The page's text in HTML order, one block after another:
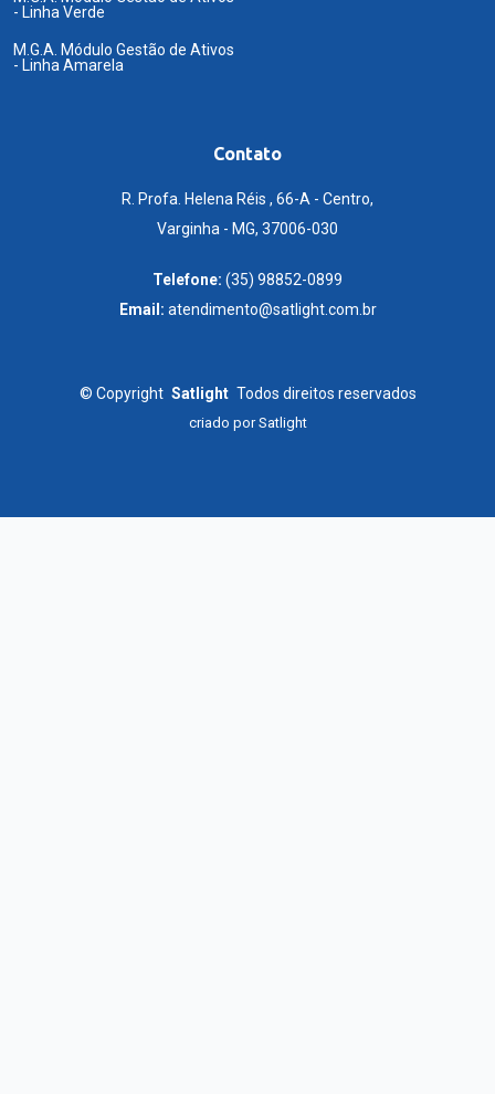
- Linha Verde
M.G.A. Módulo Gestão de Ativos
- Linha Amarela
Contato
R. Profa. Helena Réis , 66-A - Centro,
Varginha - MG, 37006-030
Telefone: (35) 98852-0899
Email: atendimento@satlight.com.br
© Copyright Satlight Todos direitos reservados
criado porSatlight